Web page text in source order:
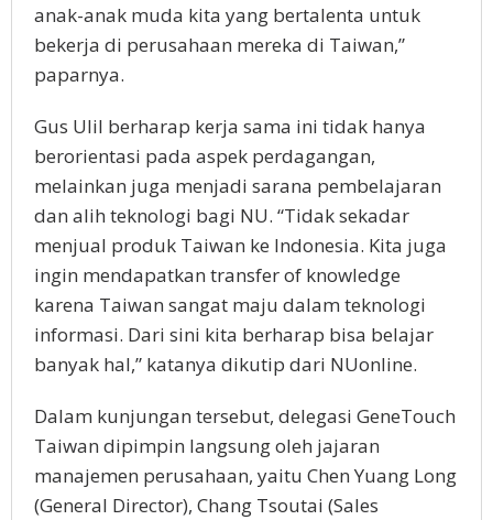
anak-anak muda kita yang bertalenta untuk
bekerja di perusahaan mereka di Taiwan,”
paparnya.
Gus Ulil berharap kerja sama ini tidak hanya
berorientasi pada aspek perdagangan,
melainkan juga menjadi sarana pembelajaran
dan alih teknologi bagi NU. “Tidak sekadar
menjual produk Taiwan ke Indonesia. Kita juga
ingin mendapatkan transfer of knowledge
karena Taiwan sangat maju dalam teknologi
informasi. Dari sini kita berharap bisa belajar
banyak hal,” katanya dikutip dari NUonline.
Dalam kunjungan tersebut, delegasi GeneTouch
Taiwan dipimpin langsung oleh jajaran
manajemen perusahaan, yaitu Chen Yuang Long
(General Director), Chang Tsoutai (Sales